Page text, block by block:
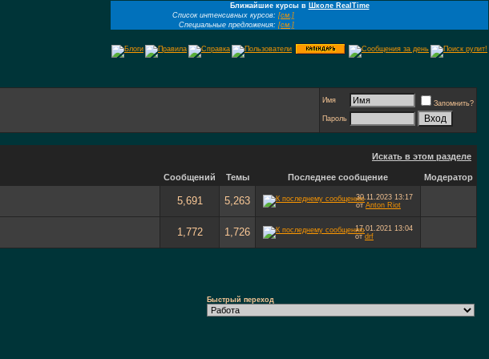
Ближайшие курсы в Школе RealTime
Список интенсивных курсов: [см.]
Специальные предложения: [см.]
Имя
Запомнить?
Пароль
Искать в этом разделе
Сообщений Темы Последнее сообщение Модератор
5,691 5,263 30.11.2023 13:17
отAnton Riot
1,772 1,726 17.01.2021 13:04
отdrf
Быстрый переход